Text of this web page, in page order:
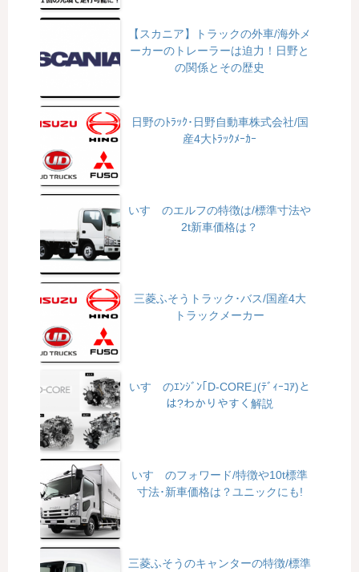
【スカニア】トラックの外車/海外メ
ーカーのトレーラーは迫力！日野と
の関係とその歴史
日野のﾄﾗｯｸ･日野自動車株式会社/国
産4大ﾄﾗｯｸﾒｰｶｰ
いすゞのエルフの特徴は/標準寸法や
2t新車価格は？
三菱ふそうトラック･バス/国産4大
トラックメーカー
いすゞのｴﾝｼﾞﾝ｢D-CORE｣(ﾃﾞｨｰｺｱ)と
は?わかりやすく解説
いすゞのフォワード/特徴や10t標準
寸法･新車価格は？ユニックにも!
三菱ふそうのキャンターの特徴/標準